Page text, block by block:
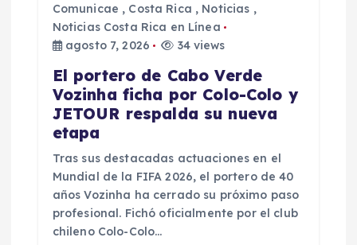
Comunicae , Costa Rica , Noticias ,
Noticias Costa Rica en Línea
agosto 7, 2026
34 views
El portero de Cabo Verde
Vozinha ficha por Colo-Colo y
JETOUR respalda su nueva
etapa
Tras sus destacadas actuaciones en el
Mundial de la FIFA 2026, el portero de 40
años Vozinha ha cerrado su próximo paso
profesional. Fichó oficialmente por el club
chileno Colo-Colo…